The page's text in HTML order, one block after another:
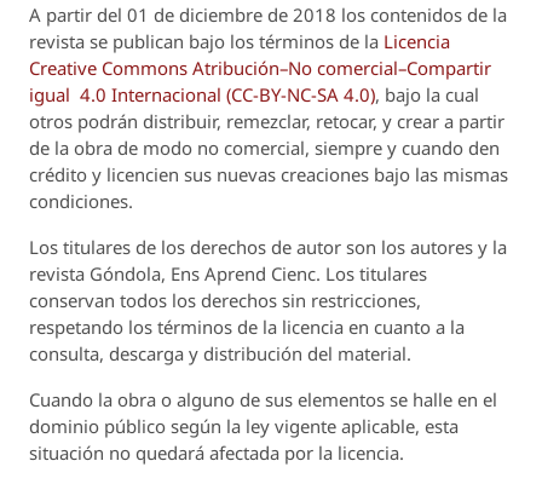
A partir del 01 de diciembre de 2018 los contenidos de la
revista se publican bajo los términos de la Licencia
Creative Commons Atribución–No comercial–Compartir
igual 4.0 Internacional (CC-BY-NC-SA 4.0), bajo la cual
otros podrán distribuir, remezclar, retocar, y crear a partir
de la obra de modo no comercial, siempre y cuando den
crédito y licencien sus nuevas creaciones bajo las mismas
condiciones.
Los titulares de los derechos de autor son los autores y la
revista Góndola, Ens Aprend Cienc. Los titulares
conservan todos los derechos sin restricciones,
respetando los términos de la licencia en cuanto a la
consulta, descarga y distribución del material.
Cuando la obra o alguno de sus elementos se halle en el
dominio público según la ley vigente aplicable, esta
situación no quedará afectada por la licencia.